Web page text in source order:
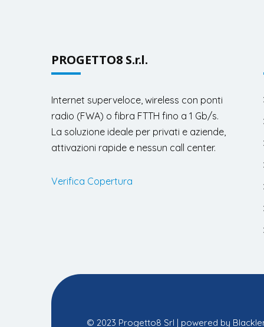
PROGETTO8 S.r.l.
Internet superveloce, wireless con ponti
radio (FWA) o fibra FTTH fino a 1 Gb/s.
La soluzione ideale per privati e aziende,
attivazioni rapide e nessun call center.
Verifica Copertura
© 2023 Progetto8 Srl | powered by